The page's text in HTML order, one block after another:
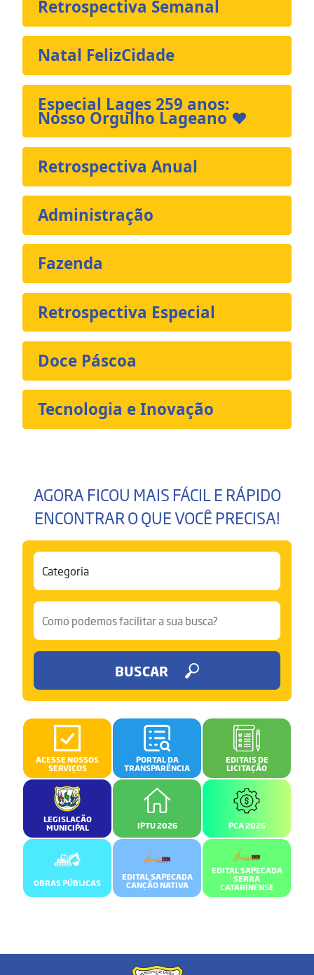
Retrospectiva Semanal
Natal FelizCidade
Especial Lages 259 anos:
Nosso Orgulho Lageano ❤️
Retrospectiva Anual
Administração
Fazenda
Retrospectiva Especial
Doce Páscoa
Tecnologia e Inovação
AGORA FICOU MAIS FÁCIL E RÁPIDO
ENCONTRAR O QUE VOCÊ PRECISA!
BUSCAR
ACESSE NOSSOS
SERVIÇOS
PORTAL DA
TRANSPARÊNCIA
EDITAIS DE
LICITAÇÃO
LEGISLAÇÃO
MUNICIPAL IPTU 2026 PCA 2025
OBRAS PÚBLICAS
EDITAL SAPECADA
CANÇÃO NATIVA
EDITAL SAPECADA
SERRA
CATARINENSE